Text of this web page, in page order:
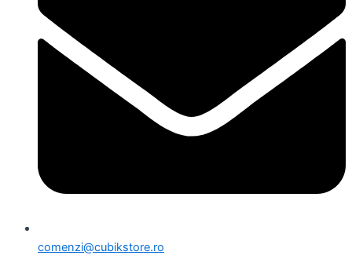
comenzi@cubikstore.ro